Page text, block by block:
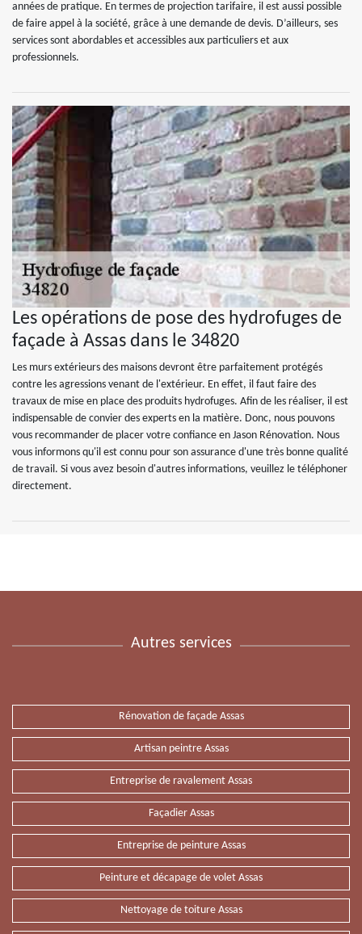
années de pratique. En termes de projection tarifaire, il est aussi possible
de faire appel à la société, grâce à une demande de devis. D’ailleurs, ses
services sont abordables et accessibles aux particuliers et aux
professionnels.
Les opérations de pose des hydrofuges de
façade à Assas dans le 34820
Les murs extérieurs des maisons devront être parfaitement protégés
contre les agressions venant de l'extérieur. En effet, il faut faire des
travaux de mise en place des produits hydrofuges. Afin de les réaliser, il est
indispensable de convier des experts en la matière. Donc, nous pouvons
vous recommander de placer votre confiance en Jason Rénovation. Nous
vous informons qu'il est connu pour son assurance d'une très bonne qualité
de travail. Si vous avez besoin d'autres informations, veuillez le téléphoner
directement.
Autres services
Rénovation de façade Assas
Artisan peintre Assas
Entreprise de ravalement Assas
Façadier Assas
Entreprise de peinture Assas
Peinture et décapage de volet Assas
Nettoyage de toiture Assas